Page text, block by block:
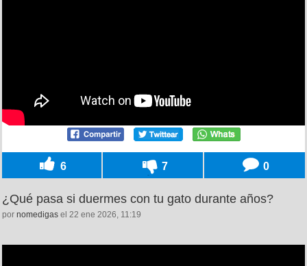
6 7 0
¿Qué pasa si duermes con tu gato durante años?
por nomedigas el 22 ene 2026, 11:19